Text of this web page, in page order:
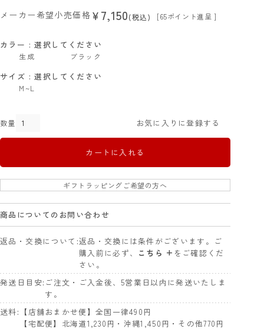
メーカー希望小売価格 ¥7,150 税込 [65ポイント進呈 ]
サイズ 選択してください
M~L
カラー 選択してください
生成 ブラック
お気に入りに登録する
カートに入れる
ギフトラッピングご希望の方へ
商品についてのお問い合わせ
返品・交換について 返品・交換には条件がございます。ご
購入前に必ず、 こちら + をご確認くだ
さい。
発送日目安 ご注文・ご入金後、5営業日以内に発送いたしま
す。
送料
【店舗おまかせ便】全国一律490円
【宅配便】北海道1,230円・沖縄1,450円・その他770円